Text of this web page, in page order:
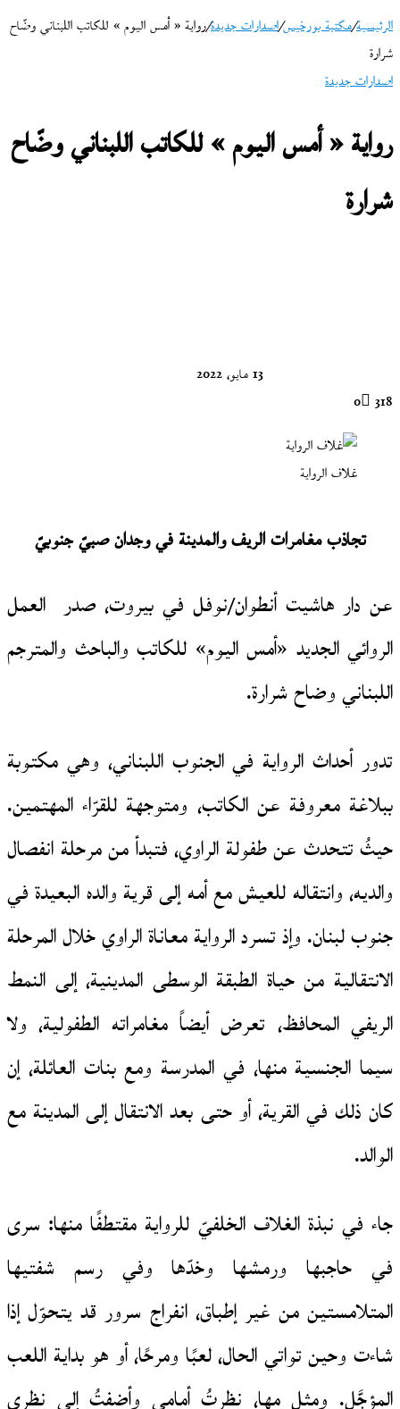
الرئيسية/مكتبة بورخيس/اصدارات جديدة/رواية « أمس اليوم » للكاتب اللبناني وضّاح
شرارة
اصدارات جديدة
رواية « أمس اليوم » للكاتب اللبناني وضّاح
شرارة
13 مايو، 2022
0 318
غلاف الرواية
تجاذب مغامرات الريف والمدينة في وجدان صبيّ جنوبيّ
عن دار هاشيت أنطوان/نوفل في بيروت، صدر العمل
الروائي الجديد «أمس اليوم» للكاتب والباحث والمترجم
اللبناني وضاح شرارة.
تدور أحداث الرواية في الجنوب اللبناني، وهي مكتوبة
ببلاغة معروفة عن الكاتب، ومتوجهة للقرّاء المهتمين.
حيثُ تتحدث عن طفولة الراوي، فتبدأ من مرحلة انفصال
والديه، وانتقاله للعيش مع أمه إلى قرية والده البعيدة في
جنوب لبنان. وإذ تسرد الرواية معاناة الراوي خلال المرحلة
الانتقالية من حياة الطبقة الوسطى المدينية، إلى النمط
الريفي المحافظ، تعرض أيضاً مغامراته الطفولية، ولا
سيما الجنسية منها، في المدرسة ومع بنات العائلة، إن
كان ذلك في القرية، أو حتى بعد الانتقال إلى المدينة مع
الوالد.
جاء في نبذة الغلاف الخلفيّ للرواية مقتطفًا منها: سرى
في حاجبها ورمشها وخدّها وفي رسم شفتيها
المتلامستين من غير إطباق، انفراج سرور قد يتحوّل إذا
شاءت وحين تواتي الحال، لعبًا ومرحًا، أو هو بداية اللعب